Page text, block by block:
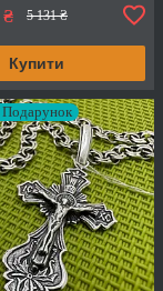
₴ 5 131 ₴
Купити
Подарунок